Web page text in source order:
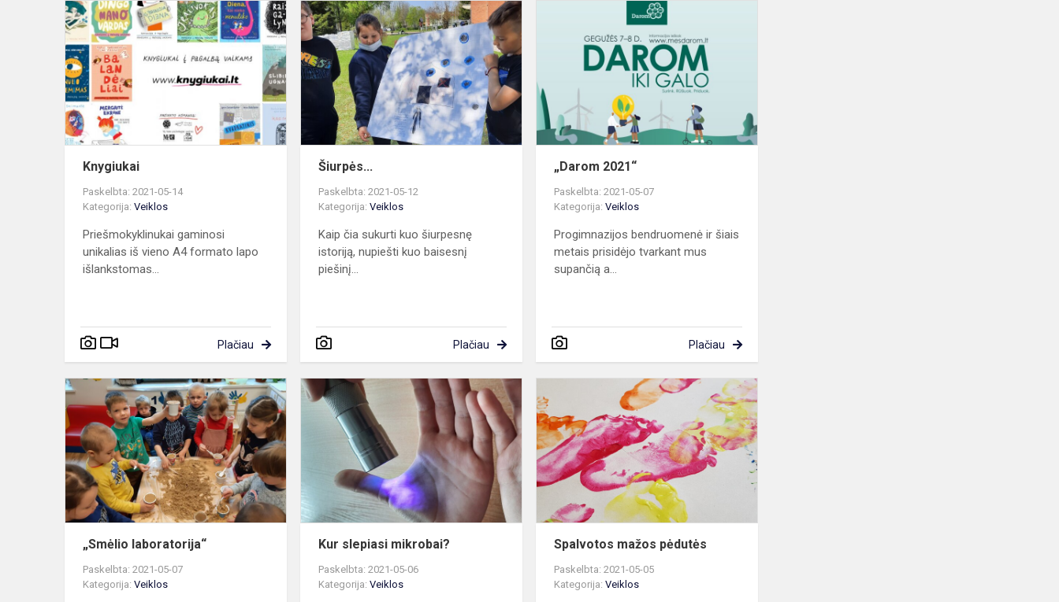
Knygiukai
Knygiukai
Paskelbta: 2021-05-14
Kategorija: Veiklos
Priešmokyklinukai gaminosi
unikalias iš vieno A4 formato lapo
išlankstomas...
Plačiau
Šiurpės...
Šiurpės...
Paskelbta: 2021-05-12
Kategorija:Veiklos
Kaip čia sukurti kuo šiurpesnę
istoriją, nupiešti kuo baisesnį
piešinį...
Plačiau
„Darom 2021“
Paskelbta: 2021-05-07
Kategorija:Veiklos
Progimnazijos bendruomenė ir šiais
metais prisidėjo tvarkant mus
supančią a...
Plačiau
„Smėlio
laboratorija“
„Smėlio laboratorija“
Paskelbta: 2021-05-07
Kategorija: Veiklos
slepiasi
mikrobai?
Kur slepiasi mikrobai?
Paskelbta: 2021-05-06
Kategorija:Veiklos
Spalvotos
mažos
pėdutės
Spalvotos mažos pėdutės
Paskelbta: 2021-05-05
Kategorija:Veiklos